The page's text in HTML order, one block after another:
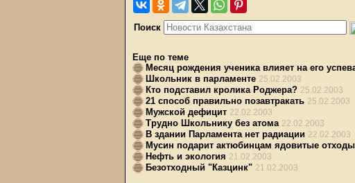
Поиск
Еще по теме
Месяц рождения ученика влияет на его
Школьник в парламенте 25.02.2003
Кто подставил кролика Роджера? 25.02.2003
21 способ правильно позавтракать 25.02.2003
Мужской дефицит 22.02.2003
Трудно Школьнику без атома 22.02.2003
В здании Парламента нет радиации 22.02.2003
Мусин подарит актюбинцам ядовитые
Нефть и экология 21.02.2003
Безотходный "Казцинк" 21.02.2003